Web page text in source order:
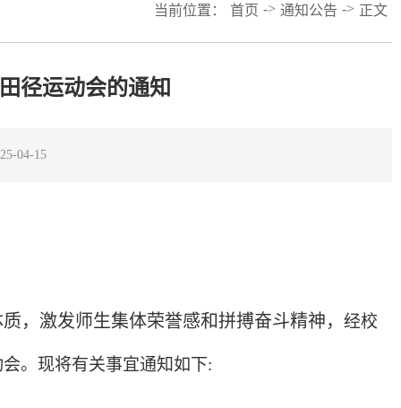
当前位置： 首页 -> 通知公告 -> 正文
径运动会的通知
04-15
，激发师生集体荣誉感和拼搏奋斗精神， 经校
。 现将有关事宜通知如下: